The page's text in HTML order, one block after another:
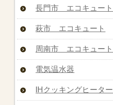
長門市 エコキュート
萩市 エコキュート
周南市 エコキュート
電気温水器
IHクッキングヒーター